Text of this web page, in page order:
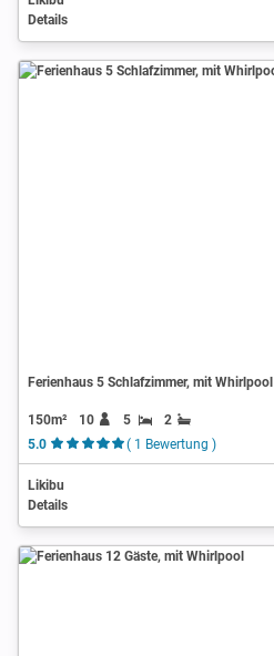
Details
Ferienhaus 5 Schlafzimmer, mit Whirlpool
150m² 10 5
2
5.0
( 1 Bewertung )
Likibu
Details